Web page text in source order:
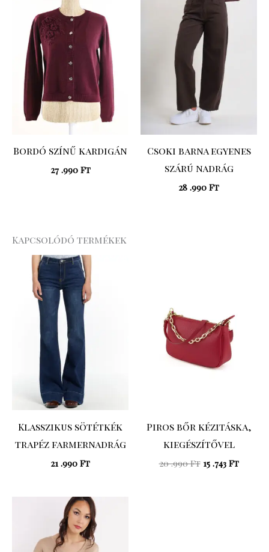
Bordó színű kardigán
27 .990 Ft
Csoki barna egyenes
szárú nadrág
28 .990 Ft
Kapcsolódó termékek
Klasszikus sötétkék
trapéz farmernadrág
21 .990 Ft
Piros bőr kézitáska,
kiegészítővel
20 .990Ft 15 .743 Ft
Original
price
was:
16
.990 Ft.